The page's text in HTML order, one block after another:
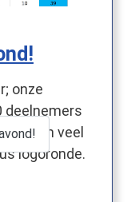
onze
deelnemers
en veel
logoronde.